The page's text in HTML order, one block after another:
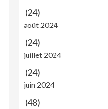
(24)
août 2024
(24)
juillet 2024
(24)
juin 2024
(48)